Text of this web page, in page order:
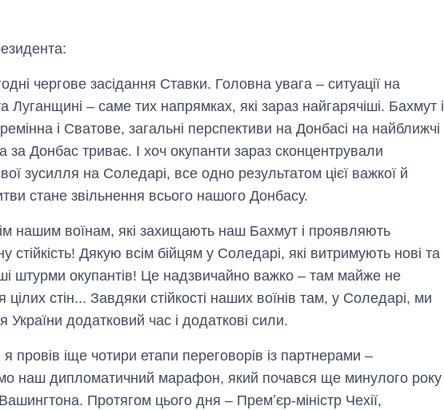
чергове засідання Ставки. Головна увага – ситуації на
Луганщині – саме тих напрямках, які зараз найгарячіші. Бахмут і
і Сватове, загальні перспективи на Донбасі на найближчі
за Донбас триває. І хоч окупанти зараз сконцентрували
зусилля на Соледарі, все одно результатом цієї важкої й
стане звільнення всього нашого Донбасу.
нашим воїнам, які захищають наш Бахмут і проявляють
стійкість! Дякую всім бійцям у Соледарі, які витримують нові та
штурми окупантів! Це надзвичайно важко – там майже не
стін... Завдяки стійкості наших воїнів там, у Соледарі, ми
України додатковий час і додаткові сили.
я провів іще чотири етапи переговорів із партнерами –
наш дипломатичний марафон, який почався ще минулого року
Протягом цього дня – Премʼєр-міністр Чехії,